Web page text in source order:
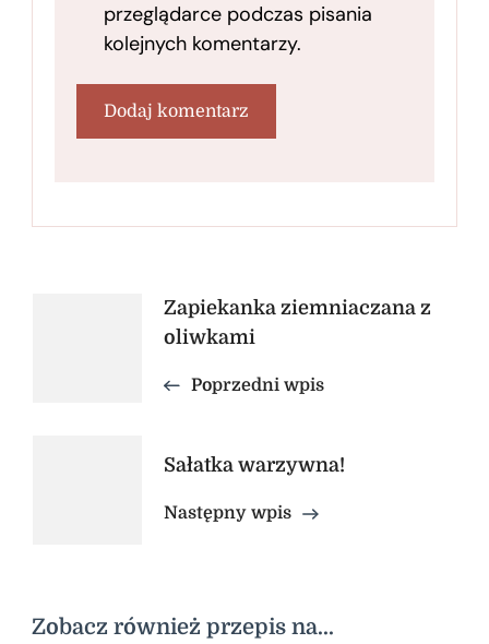
przeglądarce podczas pisania
kolejnych komentarzy.
NawigacjaZapiekanka ziemniaczana z
oliwkami
Poprzedni wpis
Sałatka warzywna!
Następny wpis
Zobacz również przepis na...